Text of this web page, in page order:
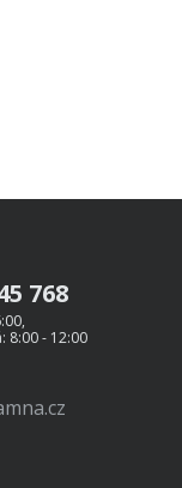
768
8:00 - 12:00